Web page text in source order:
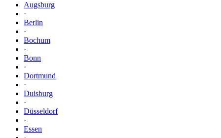
Augsburg
·
Berlin
·
Bochum
·
Bonn
·
Dortmund
·
Duisburg
·
Düsseldorf
·
Essen